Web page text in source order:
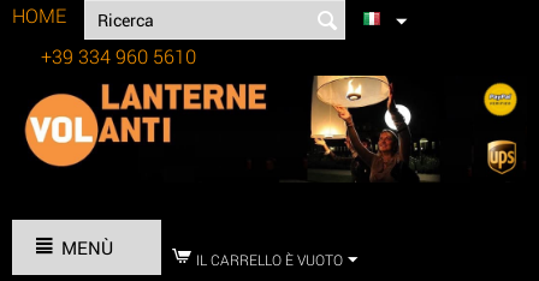
HOME
+39 334 960 5610
MENÙ IL CARRELLO È VUOTO